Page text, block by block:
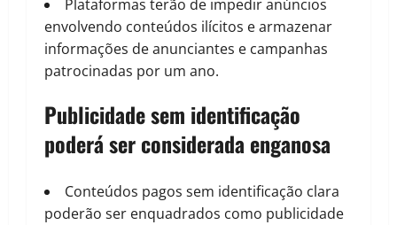
Plataformas terão de impedir anúncios
envolvendo conteúdos ilícitos e armazenar
informações de anunciantes e campanhas
patrocinadas por um ano.
Publicidade sem identificação
poderá ser considerada enganosa
Conteúdos pagos sem identificação clara
poderão ser enquadrados como publicidade